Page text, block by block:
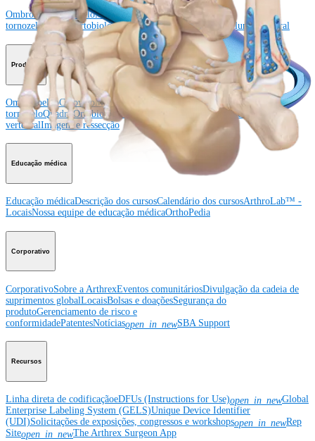
OmbroJoelhoCotoveloMão e punhoPé e
tornozeloQuadril OrtobiológicosCirurgia cardiotorácica Coluna vertebral
Producto
Ombro JoelhoCotoveloMão e punho
Pé e
tornozeloQuadril OrtobiológicosCirurgia cardiotorácica
Coluna
vertebralImagem e ressecção
Educação médica
Educação médicaDescrição dos cursosCalendário dos cursosArthroLab™ -
LocaisNossa equipe de educação médicaOrthoPedia
Corporativo
CorporativoSobre a ArthrexEventos comunitáriosDivulgação da cadeia de
suprimentos globalLocaisBolsas e doaçõesSegurança do
produtoGerenciamento de risco e
conformidadePatentesNotíciasopen_in_newSBA Support
Recursos
Linha direta de codificaçãoeDFUs (Instructions for Use)open_in_newGlobal
Enterprise Labeling System (GELS)Unique Device Identifier
(UDI)Solicitações de exposições, congressos e workshopsopen_in_newRep
Siteopen_in_newThe Arthrex Surgeon App